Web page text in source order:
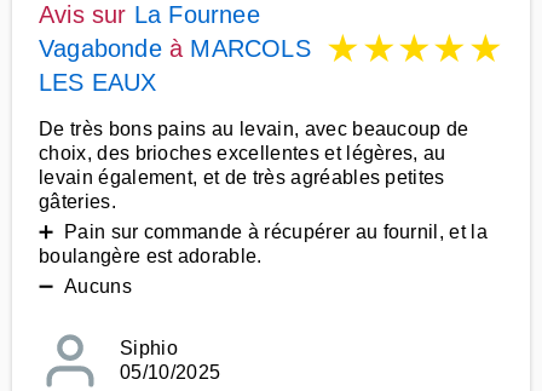
Avis sur La Fournee
Vagabondeà MARCOLS
LES EAUX
★★★★★
De très bons pains au levain, avec beaucoup de
choix, des brioches excellentes et légères, au
levain également, et de très agréables petites
gâteries.
➕ Pain sur commande à récupérer au fournil, et la
boulangère est adorable.
➖ Aucuns
Siphio
05/10/2025